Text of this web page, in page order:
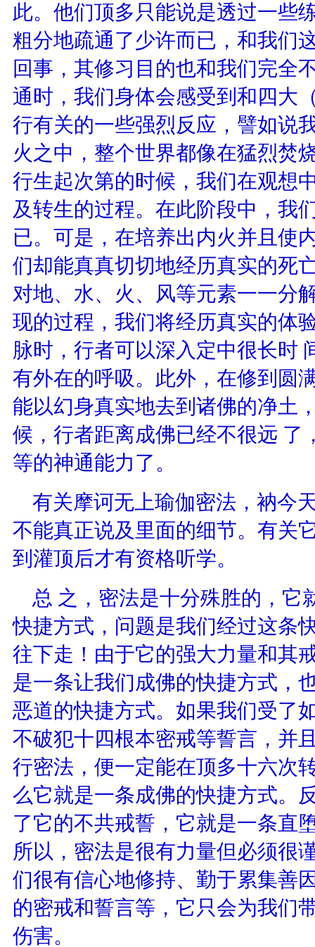
此。他们顶多只能说是透过一些
粗分地疏通了少许而已，和我们
回事，其修习目的也和我们完全
通时，我们身体会感受到和四大
行有关的一些强烈反应，譬如说
火之中，整个世界都像在猛烈焚
行生起次第的时候，我们在观想
及转生的过程。在此阶段中，我
已。可是，在培养出内火并且使
们却能真真切切地经历真实的死
对地、水、火、风等元素一一分
现的过程，我们将经历真实的体
脉时，行者可以深入定中很长时
有外在的呼吸。此外，在修到圆
能以幻身真实地去到诸佛的净土
候，行者距离成佛已经不很远 了
等的神通能力了。
有关摩诃无上瑜伽密法，衲今
不能真正说及里面的细节。有关
到灌顶后才有资格听学。
总 之，密法是十分殊胜的，它
快捷方式，问题是我们经过这条
往下走！由于它的强大力量和其
是一条让我们成佛的快捷方式，
恶道的快捷方式。如果我们受了
不破犯十四根本密戒等誓言，并
行密法，便一定能在顶多十六次
么它就是一条成佛的快捷方式。
了它的不共戒誓，它就是一条直
所以，密法是很有力量但必须很
们很有信心地修持、勤于累集善
的密戒和誓言等，它只会为我们
伤害。